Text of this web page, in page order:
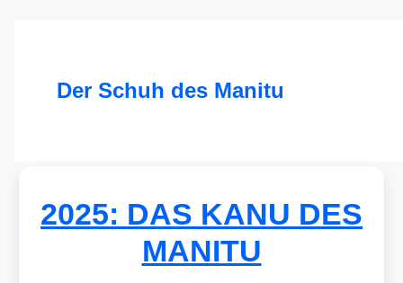
Der Schuh des Manitu
2025: DAS KANU DES
MANITU